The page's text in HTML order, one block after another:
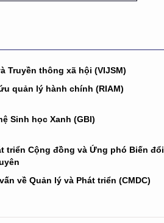
Truyền thông xã hội (VIJSM)
quản lý hành chính (RIAM)
Sinh học Xanh (GBI)
triển Cộng đồng và Ứng phó Biến đổi
về Quản lý và Phát triển (CMDC)